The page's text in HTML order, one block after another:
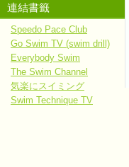
連結書籤
Speedo Pace Club
Go Swim TV (swim drill)
Everybody Swim
The Swim Channel
気楽にスイミング
Swim Technique TV